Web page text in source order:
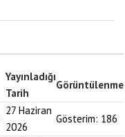
Yayınladığı
Tarih
Görüntülenme
27 Haziran
2026
Gösterim: 186